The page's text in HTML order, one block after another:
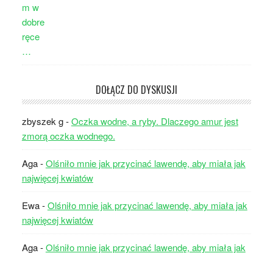
DOŁĄCZ DO DYSKUSJI
zbyszek g-Oczka wodne, a ryby. Dlaczego amur jest
zmorą oczka wodnego.
Aga-Olśniło mnie jak przycinać lawendę, aby miała jak
najwięcej kwiatów
Ewa-Olśniło mnie jak przycinać lawendę, aby miała jak
najwięcej kwiatów
Aga-Olśniło mnie jak przycinać lawendę, aby miała jak